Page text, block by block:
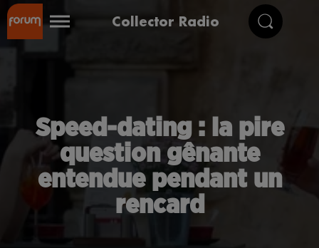
Collector Radio
Speed-dating : la pire
question gênante
entendue pendant un
rencard